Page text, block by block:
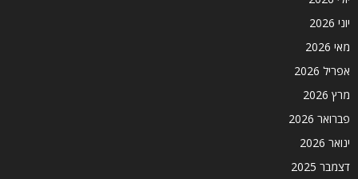
יוני 2026
מאי 2026
אפריל 2026
מרץ 2026
פברואר 2026
ינואר 2026
דצמבר 2025